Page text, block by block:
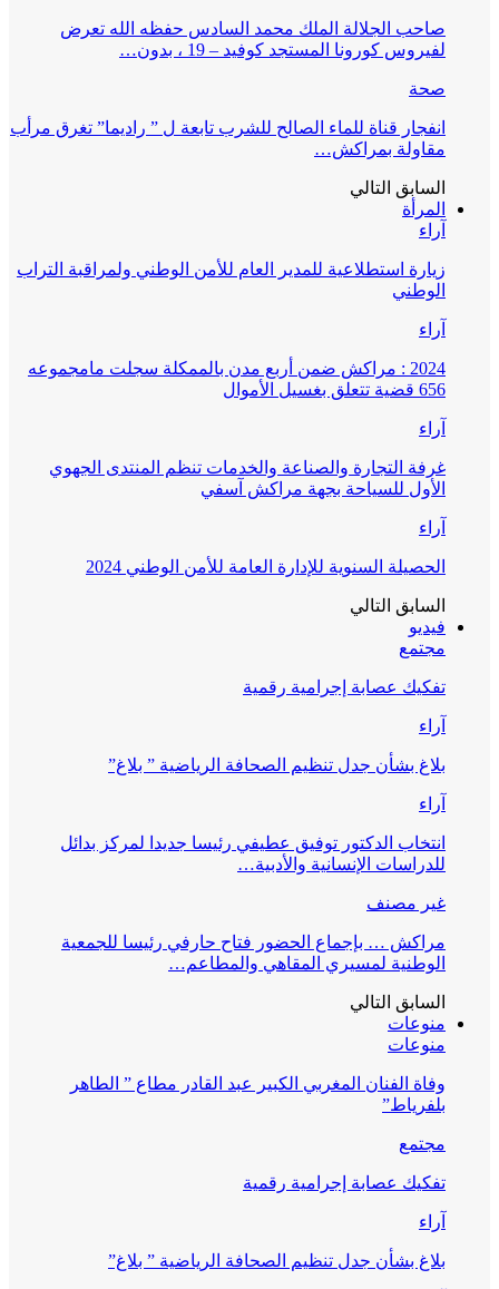
صاحب الجلالة الملك محمد السادس حفظه الله تعرض
لفيروس كورونا المستجد كوفيد – 19 ، بدون…
صحة
انفجار قناة للماء الصالح للشرب تابعة ل ” راديما” تغرق مرأب
مقاولة بمراكش…
السابق التالي
المرأة
آراء
زيارة استطلاعية للمدير العام للأمن الوطني ولمراقبة التراب
الوطني
آراء
2024 : مراكش ضمن أربع مدن بالممكلة سجلت مامجموعه
656 قضية تتعلق بغسيل الأموال
آراء
غرفة التجارة والصناعة والخدمات تنظم المنتدى الجهوي
الأول للسياحة بجهة مراكش آسفي
آراء
الحصيلة السنوية للإدارة العامة للأمن الوطني 2024
السابق التالي
فيديو
مجتمع
تفكيك عصابة إجرامية رقمية
آراء
بلاغ بشأن جدل تنظيم الصحافة الرياضية ” بلاغ”
آراء
انتخاب الدكتور توفيق عطيفي رئيسا جديدا لمركز بدائل
للدراسات الإنسانية والأدبية…
غير مصنف
مراكش … بإجماع الحضور فتاح حارفي رئيسا للجمعية
الوطنية لمسيري المقاهي والمطاعم…
السابق التالي
منوعات
منوعات
وفاة الفنان المغربي الكبير عبد القادر مطاع ” الطاهر
بلفرياط”
مجتمع
تفكيك عصابة إجرامية رقمية
آراء
بلاغ بشأن جدل تنظيم الصحافة الرياضية ” بلاغ”